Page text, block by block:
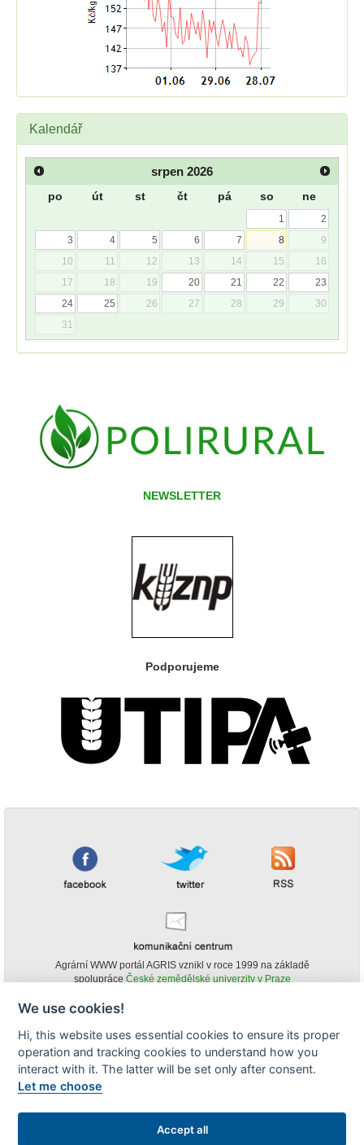
Kalendář
srpen 2026
po út st čt pá so ne
1
2
3
4 5 6 7 8
9
10
11 12 13 14 15
16
17
18 19 20 21 22
23
24
25 26 27 28 29
30
31
NEWSLETTER
Podporujeme
Agrární WWW portál AGRIS vznikl v roce 1999 na základě
spolupráce České zemědělské univerzity v Praze
obsahu agrárního WWW portálu AGRIS je možné
(pokud není uvedeno jinak) pouze za podmínky uvedení zdroje v podobě
www.agris.cz a data publikace v AGRISu.
We use cookies!
Hi, this website uses essential cookies to ensure its proper
operation and tracking cookies to understand how you
interact with it. The latter will be set only after consent.
Let me choose
Accept all